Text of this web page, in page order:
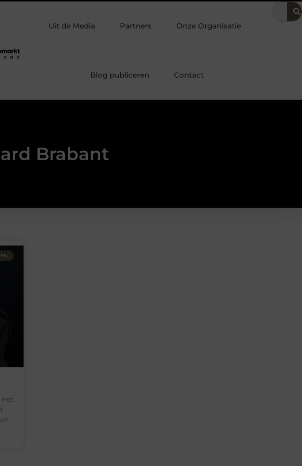
Dit is hoe je de beste kapper in
Uit de Media Partners Onze Organisatie
Blog publiceren Contact
Brabant